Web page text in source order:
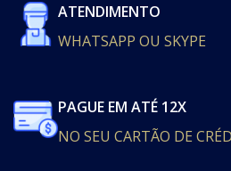
ATENDIMENTO
WHATSAPP OU SKYPE
PAGUE EM ATÉ 12X
NO SEU CARTÃO DE